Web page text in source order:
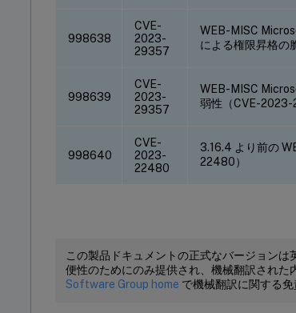
998638
CVE-
2023-
29357
WEB-MISC
による権限昇格
998639
CVE-
2023-
29357
WEB-MISC
弱性（CVE-2023-
998640
CVE-
2023-
22480
3.16.4 より前の
22480）
この製品ドキュメントの正式なバージョン
便性のためにのみ提供され、機械翻訳された
Software Group home で機械翻訳に関する